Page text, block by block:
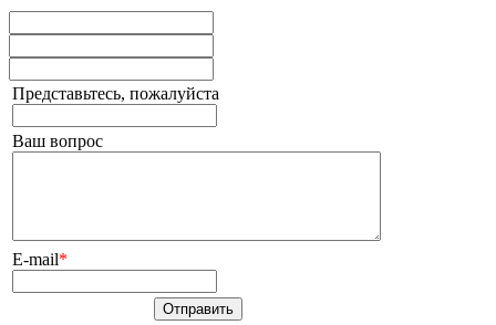
Представьтесь, пожалуйста
Ваш вопрос
E-mail*
Отправить